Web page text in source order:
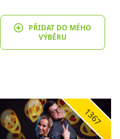
PŘIDAT DO MÉHO
VÝBĚRU
1367